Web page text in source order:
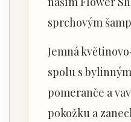
sprchovým
Jemná
spolu s
pomeranče a
pokožku a